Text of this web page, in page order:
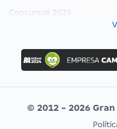
Concursos 2025
Concurso Ibama
Concurso MPU
Editais publicados
© 2012 - 2026